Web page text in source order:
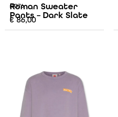
AO76
Roman Sweater
Pants – Dark Slate
€86,00